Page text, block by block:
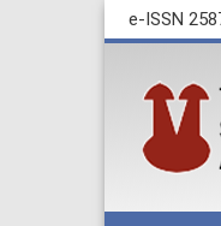
e-ISSN